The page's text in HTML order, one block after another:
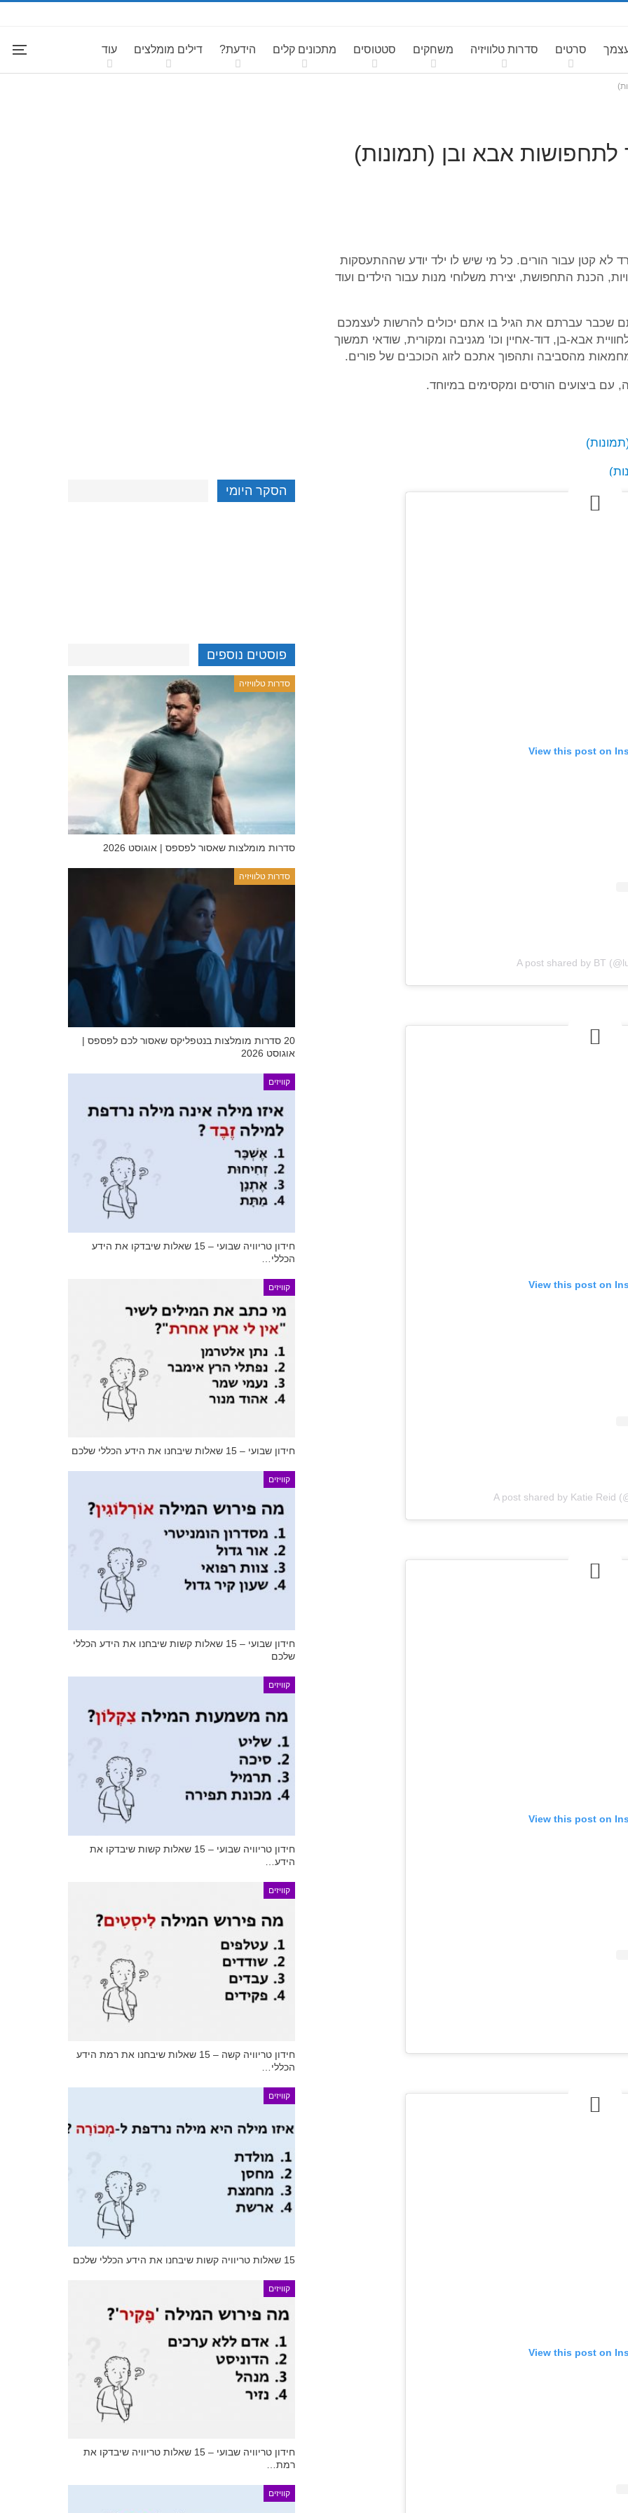
סרטים סדרות טלוויזיה משחקים סטטוסים מתכונים קלים הידעת? דילים מומלצים עוד
לא קטן עבור הורים. כל מי שיש לו ילד יודע שההתעסקות
הכנת התחפושת, יצירת משלוחי מנות עבור הילדים ועוד
שכבר עברתם את הגיל בו אתם יכולים להרשות לעצמכם
אבא-בן, דוד-אחיין וכו' מגניבה ומקורית, שודאי תמשוך
מהסביבה ותהפוך אתכם לזוג הכוכבים של פורים.
View this post on
A post shared by BT
View this post on
A post shared by Katie Reid
View this post on
View this post on
הסקר היומי
פוסטים נוספים
סדרות טלוויזיה
סדרות מומלצות שאסור לפספס | אוגוסט 2026
סדרות טלוויזיה
20 סדרות מומלצות בנטפליקס שאסור לכם לפספס |
אוגוסט 2026
קוויזים
חידון טריוויה שבועי – 15 שאלות שיבדקו את הידע
הכללי…
קוויזים
חידון שבועי – 15 שאלות שיבחנו את הידע הכללי שלכם
קוויזים
חידון שבועי – 15 שאלות קשות שיבחנו את הידע הכללי
שלכם
קוויזים
חידון טריוויה שבועי – 15 שאלות קשות שיבדקו את
הידע…
קוויזים
חידון טריוויה קשה – 15 שאלות שיבחנו את רמת הידע
הכללי…
קוויזים
15 שאלות טריוויה קשות שיבחנו את הידע הכללי שלכם
קוויזים
חידון טריוויה שבועי – 15 שאלות טריוויה שיבדקו את
רמת…
קוויזים